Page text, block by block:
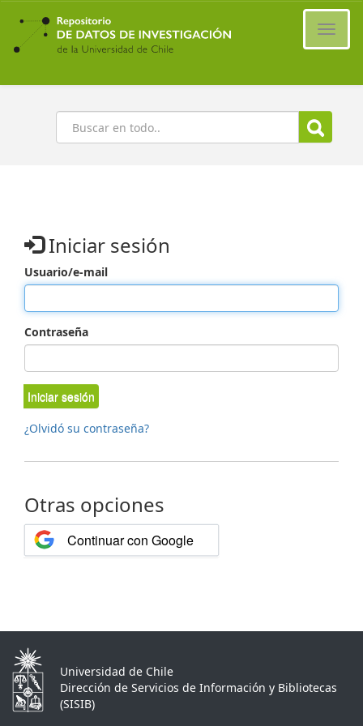
Ir
contenido
principal
Buscar
Iniciar sesión
Usuario/e-mail
Contraseña
Iniciar sesión
¿Olvidó su contraseña?
Otras opciones
Continuar con Google
Universidad de Chile
Dirección de Servicios de Información y Bibliotecas
(SISIB)